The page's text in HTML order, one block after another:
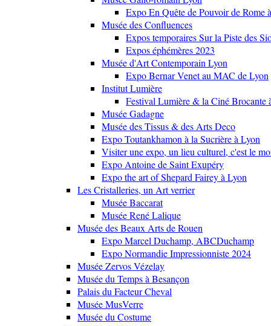
Expo En Quête de Pouvoir de Rome
Musée des Confluences
Expos temporaires Sur la Piste des
Expos éphémères 2023
Musée d'Art Contemporain Lyon
Expo Bernar Venet au MAC de Lyon
Institut Lumière
Festival Lumière & la Ciné Brocante
Musée Gadagne
Musée des Tissus & des Arts Deco
Expo Toutankhamon à la Sucrière à Lyon
Visiter une expo, un lieu culturel, c'est le
Expo Antoine de Saint Exupéry
Expo the art of Shepard Fairey à Lyon
Les Cristalleries, un Art verrier
Musée Baccarat
Musée René Lalique
Musée des Beaux Arts de Rouen
Expo Marcel Duchamp, ABCDuchamp
Expo Normandie Impressionniste 2024
Musée Zervos Vézelay
Musée du Temps à Besançon
Palais du Facteur Cheval
Musée MusVerre
Musée du Costume